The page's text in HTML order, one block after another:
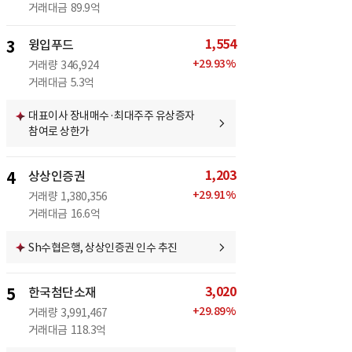
거래대금 89.9억
3 윙입푸드
거래량 346,924
거래대금 5.3억
1,554
+29.93%
대표이사 장내매수·최대주주 유상증자
참여로 상한가
4 상상인증권
거래량 1,380,356
거래대금 16.6억
1,203
+29.91%
Sh수협은행, 상상인증권 인수 추진
5 한국첨단소재
거래량 3,991,467
거래대금 118.3억
3,020
+29.89%